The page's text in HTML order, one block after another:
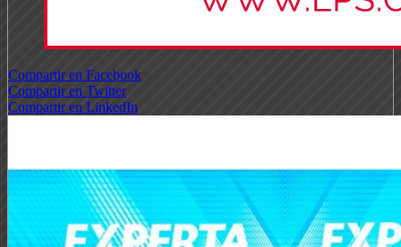
Compartir en Facebook
Compartir en Twitter
Compartir en LinkedIn